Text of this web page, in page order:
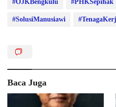
#OJKBengkulu #PHKSepihak
#SolusiManusiawi
Baca Juga